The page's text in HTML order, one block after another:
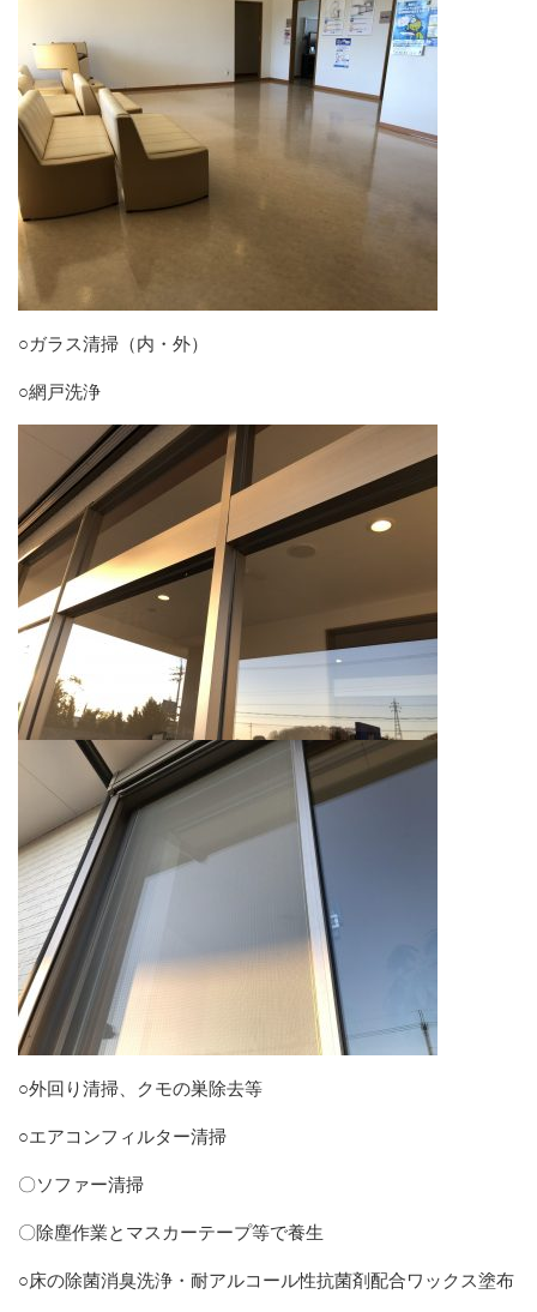
○ガラス清掃（内・外）
○網戸洗浄
○外回り清掃、クモの巣除去等
○エアコンフィルター清掃
〇ソファー清掃
〇除塵作業とマスカーテープ等で養生
○床の除菌消臭洗浄・耐アルコール性抗菌剤配合ワックス塗布